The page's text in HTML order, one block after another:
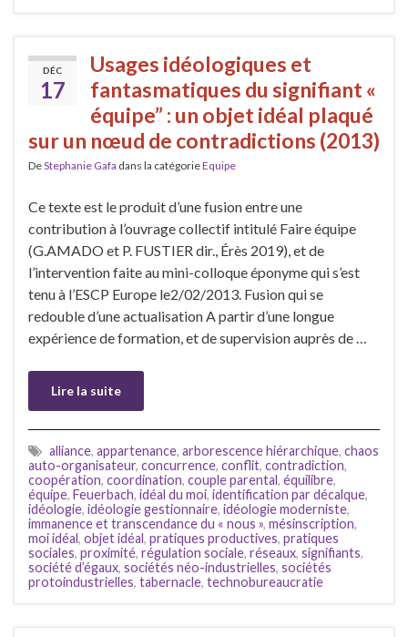
DÉC
17
Usages idéologiques et
fantasmatiques du signifiant «
équipe” : un objet idéal plaqué
sur un nœud de contradictions (2013)
DeStephanie Gafa dans la catégorieEquipe
Ce texte est le produit d’une fusion entre une
contribution à l’ouvrage collectif intitulé Faire équipe
(G.AMADO et P. FUSTIER dir., Érès 2019), et de
l’intervention faite au mini-colloque éponyme qui s’est
tenu à l’ESCP Europe le2/02/2013. Fusion qui se
redouble d’une actualisation A partir d’une longue
expérience de formation, et de supervision auprès de …
Lire la suite
alliance, appartenance, arborescence hiérarchique, chaos
auto-organisateur, concurrence, conflit, contradiction,
coopération, coordination, couple parental, équilibre,
équipe, Feuerbach, idéal du moi, identification par décalque,
idéologie, idéologie gestionnaire, idéologie moderniste,
immanence et transcendance du « nous », mésinscription,
moi idéal, objet idéal, pratiques productives, pratiques
sociales, proximité, régulation sociale, réseaux, signifiants,
société d’égaux, sociétés néo-industrielles, sociétés
protoindustrielles, tabernacle, technobureaucratie